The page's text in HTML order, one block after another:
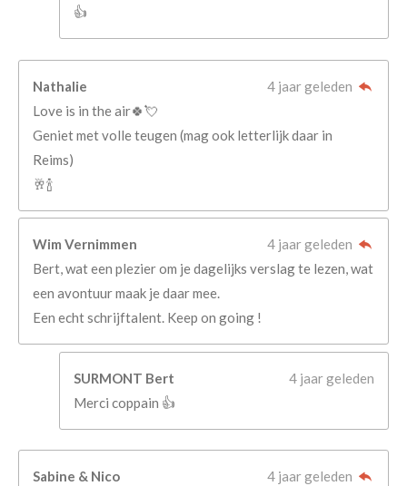
👍
Nathalie
4 jaar geleden
Love is in the air🍀💘
Geniet met volle teugen (mag ook letterlijk daar in
Reims)
🥂🍾
Wim Vernimmen
4 jaar geleden
Bert, wat een plezier om je dagelijks verslag te lezen, wat
een avontuur maak je daar mee.
Een echt schrijftalent. Keep on going !
SURMONT Bert
4 jaar geleden
Merci coppain 👍
Sabine & Nico
4 jaar geleden